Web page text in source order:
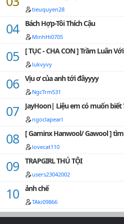
tieuquyen28
Bách Hợp-Tôi Thích Cậu
MinhHi0705
[ TỤC - CHA CON ] Trầm Luân
lukvyvy
Vịu ơ của anh tới đâyyyy
NgcTrm531
JayHoon| Liệu em có muốn biết
ngoclapearl
[ Gaminx Hanwool/ Gawool ]
lovecat110
TRAPGIRL THÚ TỘI
users23042002
ảnh chế
TAki09866